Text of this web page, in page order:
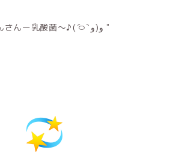
にゅーにゅーさんさんー乳酸菌〜♪‎⁦( ᷇࿀ ᷆ و(و "